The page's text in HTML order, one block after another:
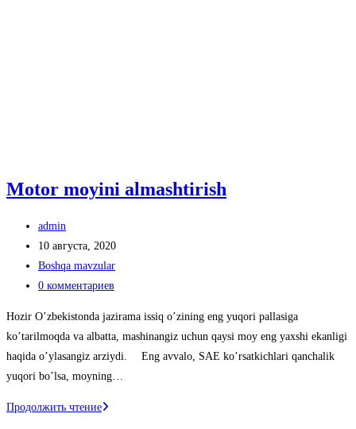
Motor moyini almashtirish
Автор
записи:
admin
Запись
опубликована:
10 августа, 2020
Рубрика
записи:
Boshqa mavzular
Комментарии
0 комментариев
Hozir Oʼzbekistonda jazirama issiq oʼzining eng yuqori pallasiga
koʼtarilmoqda va albatta, mashinangiz uchun qaysi moy eng yaxshi ekanligi
haqida oʼylasangiz arziydi. ⠀ Eng avvalo, SAE koʼrsatkichlari qanchalik
yuqori boʼlsa, moyning…
Продолжить чтениеMotor